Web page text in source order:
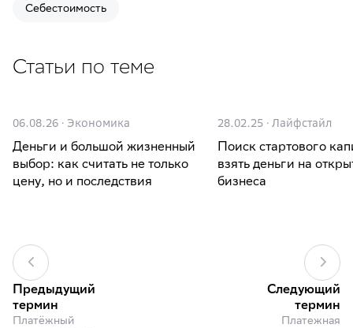
Себестоимость
Статьи по теме
06.08.26 · Экономика
Деньги и большой жизненный
выбор: как считать не только
цену, но и последствия
28.02.25 · Лайфстайл
Поиск стартового
взять деньги на
бизнеса
Предыдущий
термин
Платёжный
Следующий
термин
Платежная